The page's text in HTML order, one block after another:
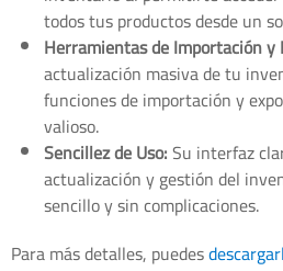
todos tus productos desde un
Herramientas de Importación y
actualización masiva de tu
funciones de importación y
valioso.
Sencillez de Uso:Su interfaz
actualización y gestión del
sencillo y sin complicaciones.
Para más detalles, puedes